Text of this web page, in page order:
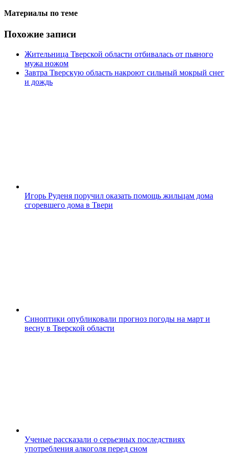
Материалы по теме
Похожие записи
Жительница Тверской области отбивалась от пьяного
мужа ножом
Завтра Тверскую область накроют сильный мокрый снег
и дождь
Игорь Руденя поручил оказать помощь жильцам дома
сгоревшего дома в Твери
Синоптики опубликовали прогноз погоды на март и
весну в Тверской области
Ученые рассказали о серьезных последствиях
употребления алкоголя перед сном